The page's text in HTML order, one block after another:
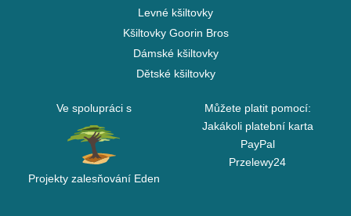
Levné kšiltovky
Kšiltovky Goorin Bros
Dámské kšiltovky
Dětské kšiltovky
Ve spolupráci s
Projekty zalesňování Eden
Můžete platit pomocí:
Jakákoli platební karta
PayPal
Przelewy24